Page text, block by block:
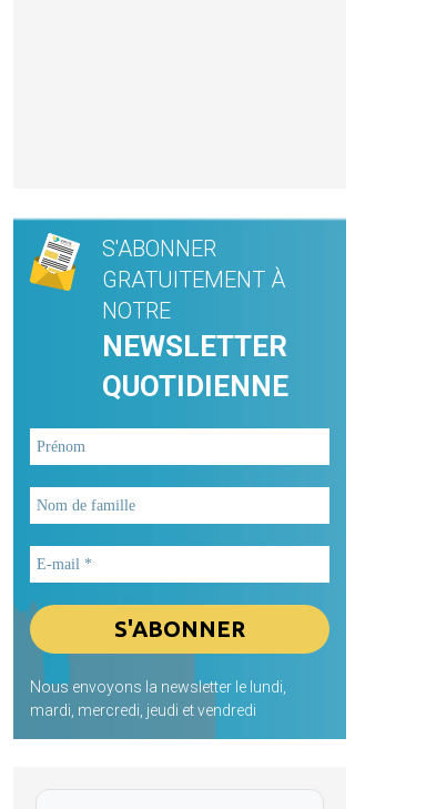
S'ABONNER
GRATUITEMENT À
NOTRE
NEWSLETTER
QUOTIDIENNE
Nous envoyons la newsletter le lundi,
mardi, mercredi, jeudi et vendredi